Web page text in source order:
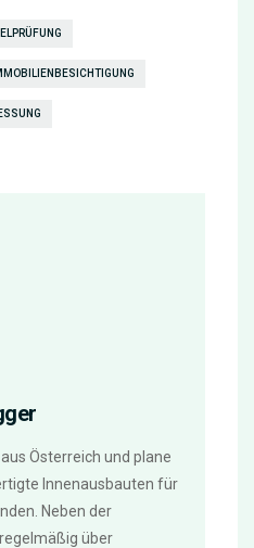
Österreich und plane
Innenausbauten für
Neben der
über